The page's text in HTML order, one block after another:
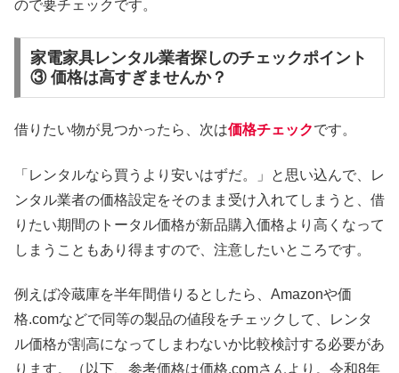
ので要チェックです。
家電家具レンタル業者探しのチェックポイント
③ 価格は高すぎませんか？
借りたい物が見つかったら、次は価格チェックです。
「レンタルなら買うより安いはずだ。」と思い込んで、レ
ンタル業者の価格設定をそのまま受け入れてしまうと、借
りたい期間のトータル価格が新品購入価格より高くなって
しまうこともあり得ますので、注意したいところです。
例えば冷蔵庫を半年間借りるとしたら、Amazonや価
格.comなどで同等の製品の値段をチェックして、レンタ
ル価格が割高になってしまわないか比較検討する必要があ
ります。（以下、参考価格は価格.comさんより。令和8年